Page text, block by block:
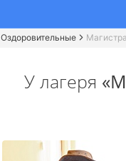
Оздоровительные
У лагеря